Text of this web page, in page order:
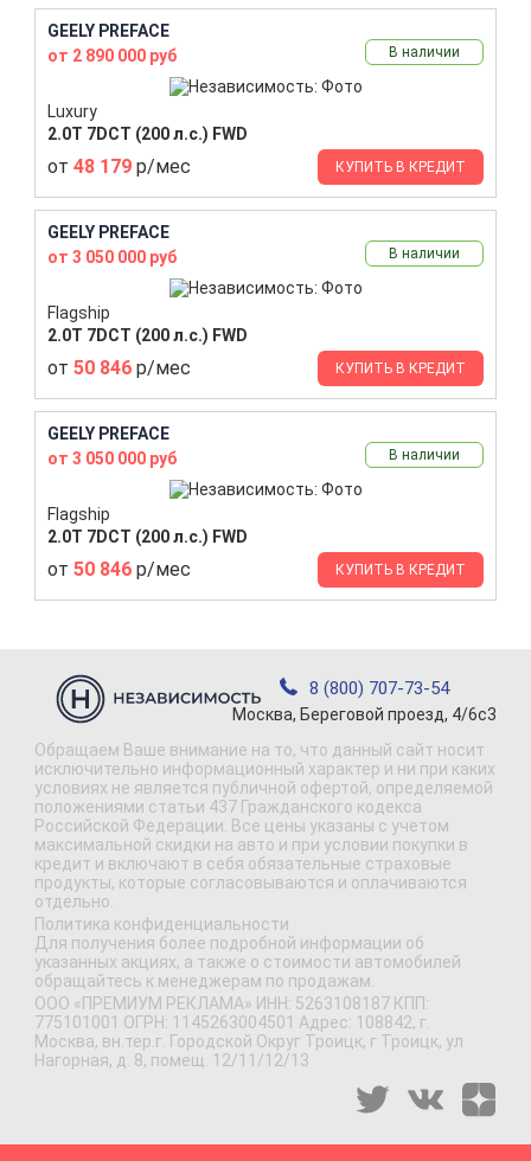
GEELY PREFACE
от 2 890 000 руб
В наличии
Luxury
2.0T 7DCT (200 л.с.) FWD
от 48 179 р/мес КУПИТЬ В КРЕДИТ
GEELY PREFACE
от 3 050 000 руб
В наличии
Flagship
2.0T 7DCT (200 л.с.) FWD
от 50 846 р/мес КУПИТЬ В КРЕДИТ
GEELY PREFACE
от 3 050 000 руб
В наличии
Flagship
2.0T 7DCT (200 л.с.) FWD
от 50 846 р/мес КУПИТЬ В КРЕДИТ
8 (800) 707-73-54
Москва, Береговой проезд, 4/6с3
Обращаем Ваше внимание на то, что данный сайт носит
исключительно информационный характер и ни при каких
условиях не является публичной офертой, определяемой
положениями статьи 437 Гражданского кодекса
Российской Федерации. Все цены указаны с учетом
максимальной скидки на авто и при условии покупки в
кредит и включают в себя обязательные страховые
продукты, которые согласовываются и оплачиваются
отдельно.
Политика конфиденциальности
Для получения более подробной информации об
указанных акциях, а также о стоимости автомобилей
обращайтесь к менеджерам по продажам.
ООО «ПРЕМИУМ РЕКЛАМА» ИНН: 5263108187 КПП:
775101001 ОГРН: 1145263004501 Адрес: 108842, г.
Москва, вн.тер.г. Городской Округ Троицк, г Троицк, ул
Нагорная, д. 8, помещ. 12/11/12/13